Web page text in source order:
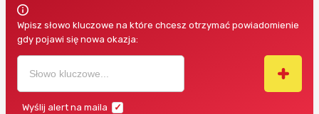
Wpisz słowo kluczowe na które chcesz otrzymać powiadomienie
gdy pojawi się nowa okazja:
Wyślij alert na maila